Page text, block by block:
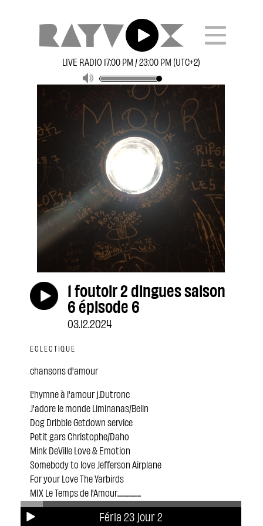
LIVE RADIO 17:00 PM / 23:00 PM (UTC+2)
Féria 23 jour 2
1 foutoir 2 dingues saison
6 épisode 6
03.12.2024
ECLECTIQUE
chansons d'amour
L'hymne à l'amour j.Dutronc
J'adore le monde Liminanas/Belin
Dog Dribble Getdown service
Petit gars Christophe/Daho
Mink DeVille Love & Emotion
Somebody to love Jefferson Airplane
For your Love The Yarbirds
MIX Le Temps de l'Amour....................
Pourquoi m'as tu mordu l'oreille J.Yanne
Be my Husband Nina Simone